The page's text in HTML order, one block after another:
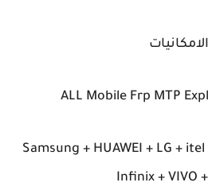
الامكانيات
ALL Mobile Frp MTP
Samsung + HUAWEI + LG +
Infinix + VIVO